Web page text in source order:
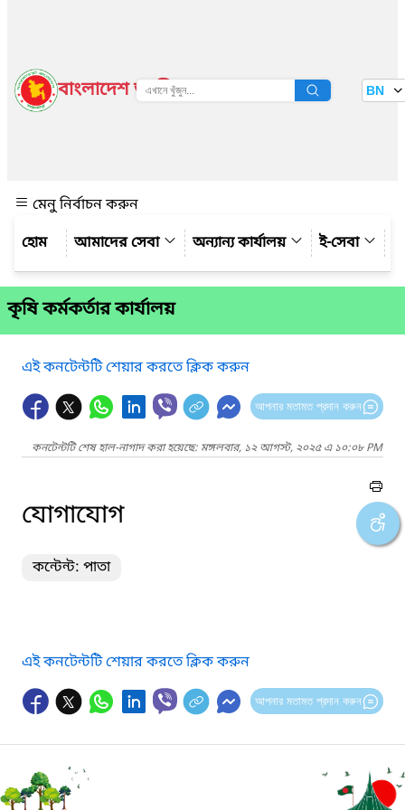
বাংলাদেশ জাতীয় তথ্য বাতায়ন BN
মেনু নির্বাচন করুন
আমাদের সেবা
অন্যান্য কার্যালয় ই-সেবা
কৃষি কর্মকর্তার কার্যালয়
এই কনটেন্টটি শেয়ার করতে ক্লিক করুন
আপনার মতামত প্রদান করুন
কনটেন্টটি শেষ হাল-নাগাদ করা হয়েছে: মঙ্গলবার, ১২ আগস্ট, ২০২৫ এ ১০:০৮ PM
যোগাযোগ
কন্টেন্ট: পাতা
এই কনটেন্টটি শেয়ার করতে ক্লিক করুন
আপনার মতামত প্রদান করুন